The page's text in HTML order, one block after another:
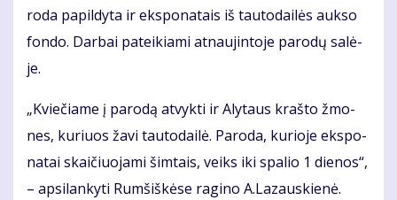
ro­da pa­pil­dy­ta ir eks­po­na­tais iš tau­to­dai­lės auk­so
fon­do. Dar­bai pa­tei­kia­mi at­nau­jin­to­je pa­ro­dų sa­lė­
je.
„Kvie­čia­me į pa­ro­dą at­vyk­ti ir Aly­taus kraš­to žmo­
nes, ku­riuos ža­vi tau­to­dai­lė. Pa­ro­da, ku­rio­je eks­po­
na­tai skai­čiuo­ja­mi šim­tais, veiks iki spa­lio 1 die­nos“,
– ap­si­lan­ky­ti Rum­šiš­kė­se ra­gi­no A.La­zaus­kie­nė.